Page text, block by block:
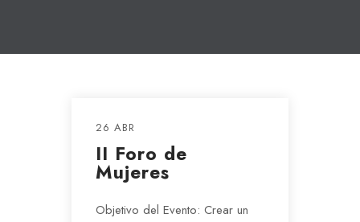
26 ABR
II Foro de
Mujeres
Objetivo del Evento: Crear un